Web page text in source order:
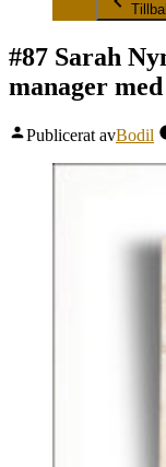
#87 Sarah
manager
Publicerat avBodil